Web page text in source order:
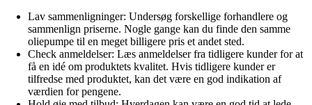
Lav sammenligninger: Undersøg forskellige forhandlere og
sammenlign priserne. Nogle gange kan du finde den samme
oliepumpe til en meget billigere pris et andet sted.
Check anmeldelser: Læs anmeldelser fra tidligere kunder for at
få en idé om produktets kvalitet. Hvis tidligere kunder er
tilfredse med produktet, kan det være en god indikation af
værdien for pengene.